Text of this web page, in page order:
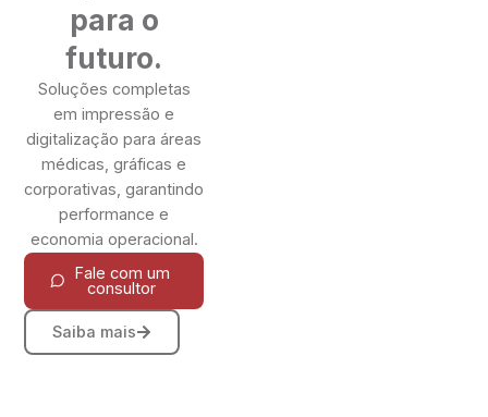
para o
futuro.
Soluções completas
em impressão e
digitalização para áreas
médicas, gráficas e
corporativas, garantindo
performance e
economia operacional.
Fale com um
consultor
Saiba mais